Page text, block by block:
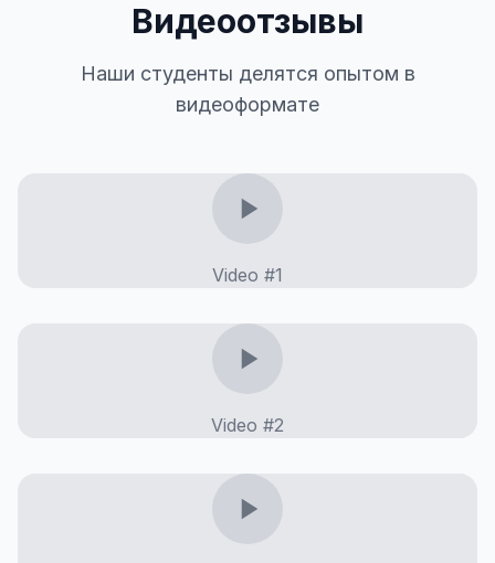
Видеоотзывы
Наши студенты делятся опытом в
видеоформате
Video #1
Video #2